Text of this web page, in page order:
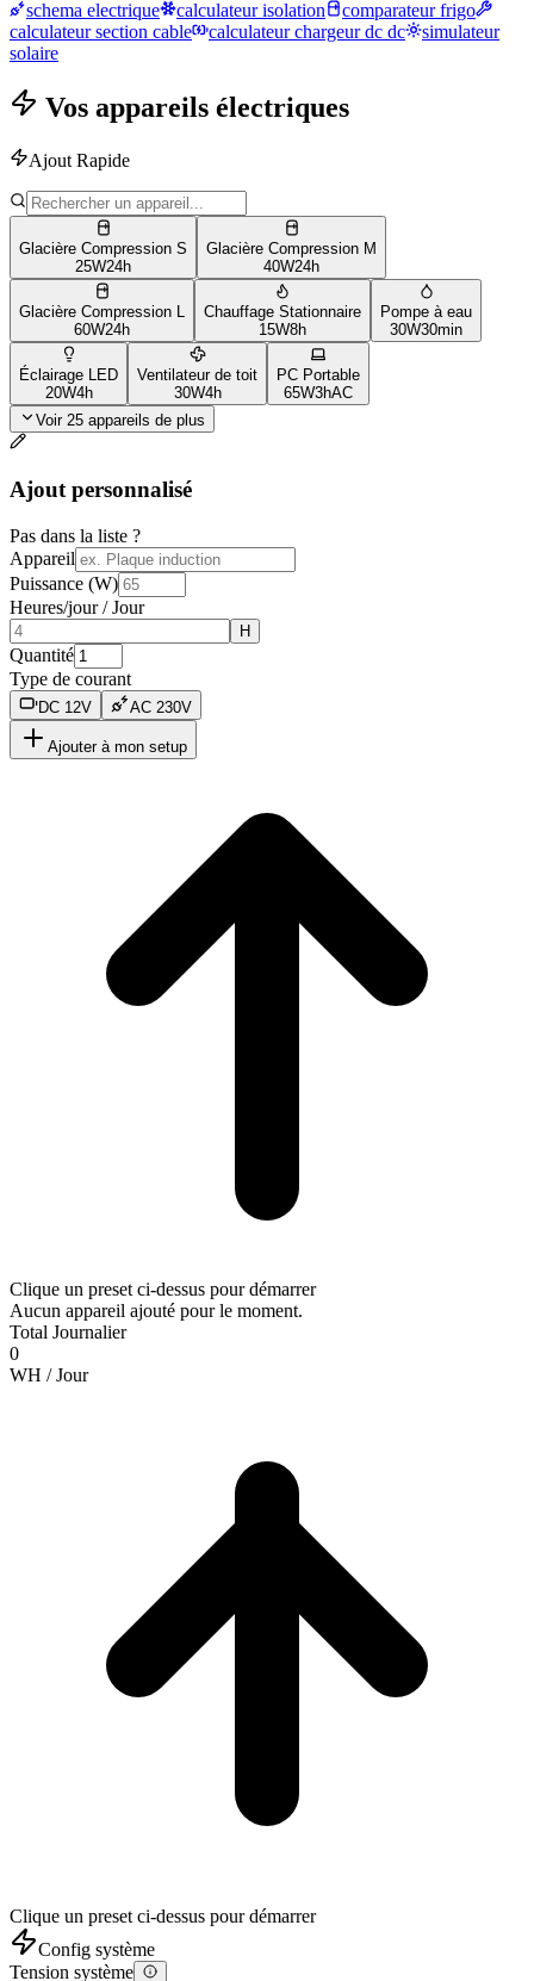
schema electrique calculateur isolation
comparateur frigo
calculateur section cable
calculateur chargeur dc dc
simulateur
solaire
Vos appareils électriques
Ajout Rapide
Glacière Compression S
25W24h
Glacière Compression M
40W24h
Glacière Compression L
60W24h
Chauffage Stationnaire
15W8h
Pompe à eau
30W30min
Éclairage LED
20W4h
Ventilateur de toit
30W4h
PC Portable
65W3hAC
Voir 25 appareils de plus
Ajout personnalisé
Pas dans la liste ?
Appareil
Puissance (W)
Heures/jour/Jour
H
Quantité
Type de courant
DC 12V AC 230V
Ajouter à mon setup
Clique un preset ci-dessus pour démarrer
Aucun appareil ajouté pour le moment.
Total Journalier
0
WH /Jour
Clique un preset ci-dessus pour démarrer
Config système
Tension système